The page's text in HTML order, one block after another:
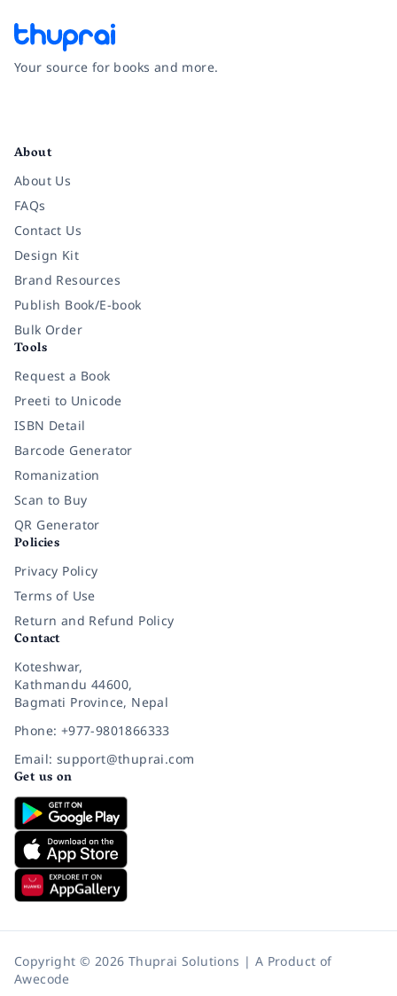
Your source for books and more.
About
About Us
FAQs
Contact Us
Design Kit
Brand Resources
Publish Book/E-book
Bulk Order
Tools
Request a Book
Preeti to Unicode
ISBN Detail
Barcode Generator
Romanization
Scan to Buy
QR Generator
Policies
Privacy Policy
Terms of Use
Return and Refund Policy
Contact
Koteshwar,
Kathmandu 44600,
Bagmati Province, Nepal
Phone: +977-9801866333
Email: support@thuprai.com
Get us on
Copyright © 2026 Thuprai Solutions | A Product of
Awecode